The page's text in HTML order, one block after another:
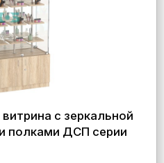
с зеркальной
полками ДСП серии